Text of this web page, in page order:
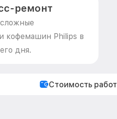
ремонт
кофемашин Philips в
дня.
Стоимость работ